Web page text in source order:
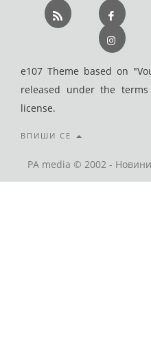
e107 Theme based on
released under the
license.
ВПИШИ СЕ
PA media © 2002 -